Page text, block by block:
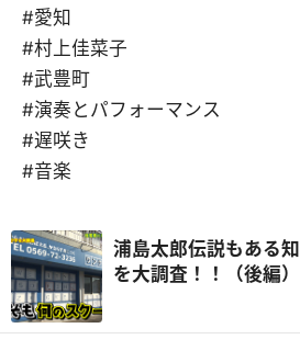
#愛知
#村上佳菜子
#武豊町
#演奏とパフォーマンス
#遅咲き
#音楽
浦島太郎伝説もある
を大調査！！（後編